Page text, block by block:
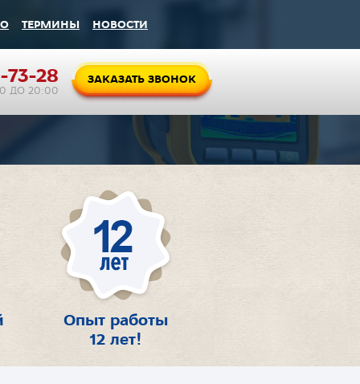
ТЕРМИНЫ НОВОСТИ
ЗАКАЗАТЬ ЗВОНОК
28
ДО 20:00
Опыт работы
12 лет!